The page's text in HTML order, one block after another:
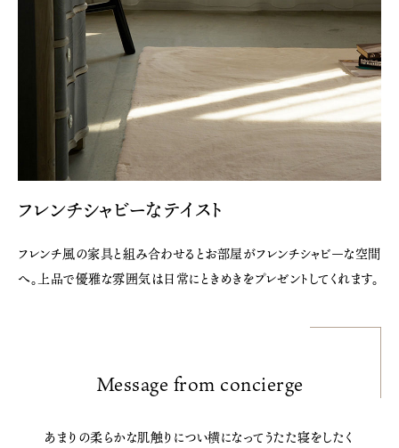
フレンチシャビーなテイスト
フレンチ風の家具と組み合わせるとお部屋がフレンチシャビ―な空間
へ。上品で優雅な雰囲気は日常にときめきをプレゼントしてくれます。
Message from concierge
あまりの柔らかな肌触りについ横になってうたた寝をしたく